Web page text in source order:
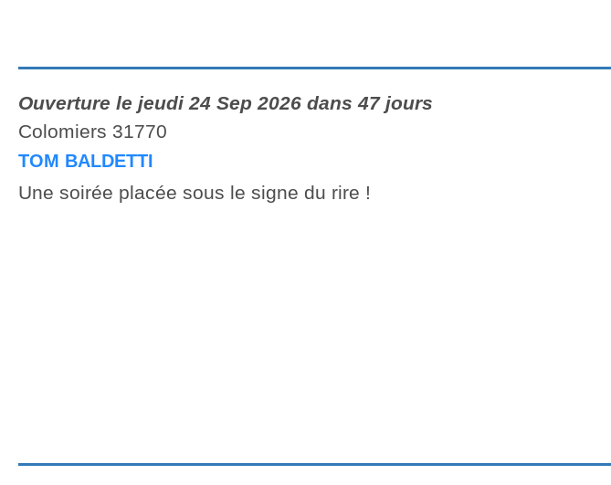
Ouverture le jeudi 24 Sep 2026 dans 47 jours
Colomiers 31770
TOM BALDETTI
Une soirée placée sous le signe du rire !